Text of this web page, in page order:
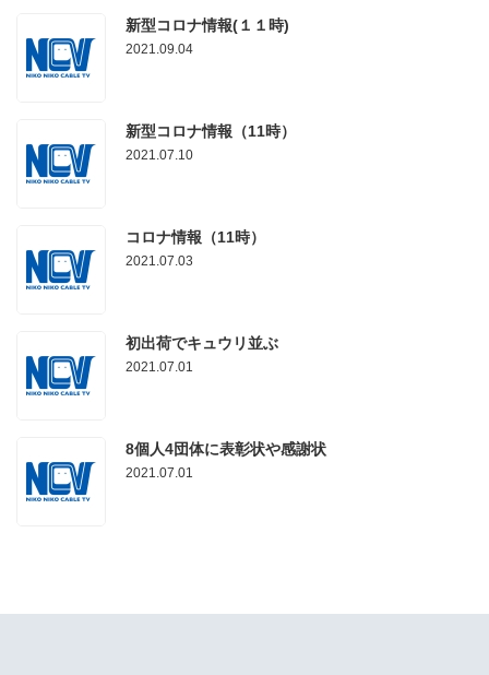
新型コロナ情報(１１時)
2021.09.04
新型コロナ情報（11時）
2021.07.10
コロナ情報（11時）
2021.07.03
初出荷でキュウリ並ぶ
2021.07.01
8個人4団体に表彰状や感謝状
2021.07.01